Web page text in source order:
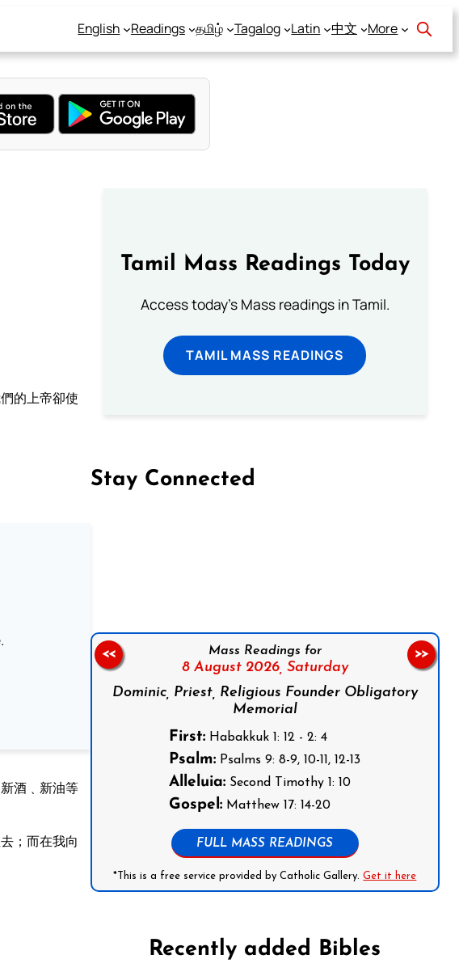
English Readings தமிழ் Tagalog Latin 中文 More
的上帝卻使
酒﹑新油等
；而在我向
Tamil Mass Readings Today
Access today's Mass readings in Tamil.
TAMIL MASS READINGS
Stay Connected
Mass Readings for
8 August 2026, Saturday
Dominic, Priest, Religious Founder Obligatory
Memorial
First: Habakkuk 1: 12 - 2: 4
Psalm: Psalms 9: 8-9, 10-11, 12-13
Alleluia: Second Timothy 1: 10
Gospel: Matthew 17: 14-20
FULL MASS READINGS
*This is a free service provided by Catholic Gallery.Get it here
<< >>
Recently added Bibles